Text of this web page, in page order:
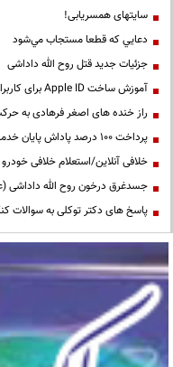
سایتهای همسریابی!
دعايي كه قطعا مستجاب مي‌شود
جزئیات جدید قتل روح الله داداشی
آموزش ساخت Apple ID برای کاربران ایرانی
راز خنده های اصغر فرهادی به
پرداخت ۱۰۰ درصد پاداش پایان خدمت فرهنگیان
خلافی آنلاین/استعلام خلافی
جسدغرق درخون روح الله
پاسخ های دکتر توکلی به سوالات